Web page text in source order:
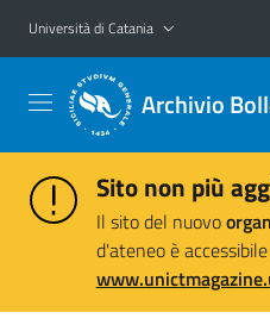
Vai al contenuto principale
Vai al menu di navigazione
Università di Catania
Archivio
Sito non più
Il sito del nuovo
d'ateneo è